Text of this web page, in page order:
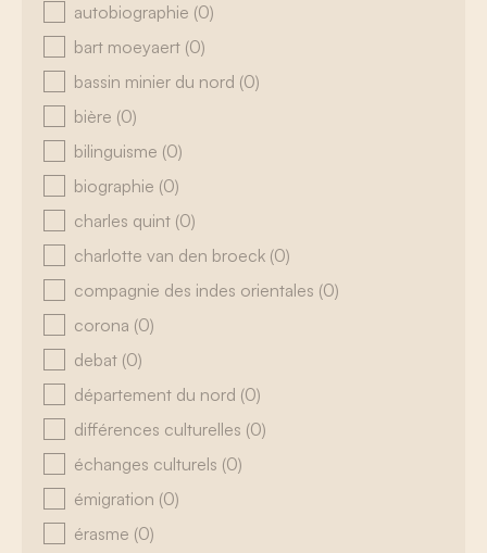
autobiographie (0)
bart moeyaert (0)
bassin minier du nord (0)
bière (0)
bilinguisme (0)
biographie (0)
charles quint (0)
charlotte van den broeck (0)
compagnie des indes orientales (0)
corona (0)
debat (0)
département du nord (0)
différences culturelles (0)
échanges culturels (0)
émigration (0)
érasme (0)